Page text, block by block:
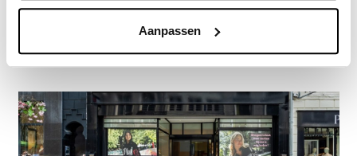
Aanpassen
Gerelateerde nieuwsberichten